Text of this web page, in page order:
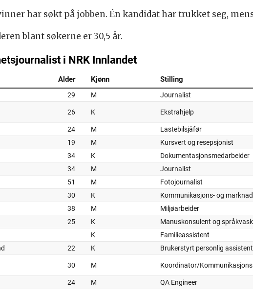
har søkt på jobben. Én kandidat har trukket seg,
blant søkerne er 30,5 år.